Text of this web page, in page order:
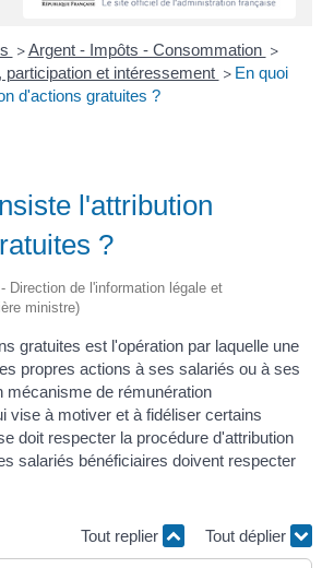
> Argent - Impôts - Consommation >
participation et intéressement > En quoi
d'actions gratuites ?
l'attribution
?
Direction de l'information légale et
ministre)
gratuites est l'opération par laquelle une
propres actions à ses salariés ou à ses
mécanisme de rémunération
vise à motiver et à fidéliser certains
doit respecter la procédure d'attribution
salariés bénéficiaires doivent respecter
Tout replier Tout déplier